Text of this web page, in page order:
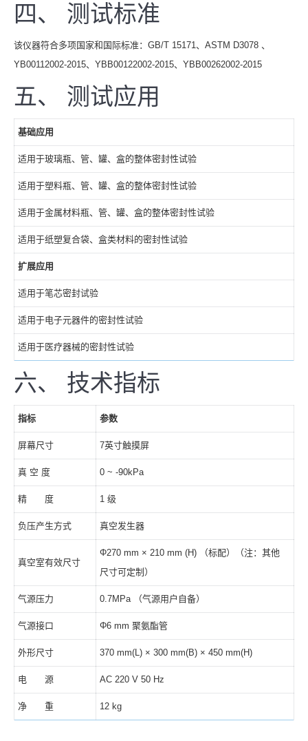
四、 测试标准
该仪器符合多项国家和国际标准：GB/T 15171、ASTM D3078 、
YB00112002-2015、YBB00122002-2015、YBB00262002-2015
五、 测试应用
基础应用
适用于玻璃瓶、管、罐、盒的整体密封性试验
适用于塑料瓶、管、罐、盒的整体密封性试验
适用于金属材料瓶、管、罐、盒的整体密封性试验
适用于纸塑复合袋、盒类材料的密封性试验
扩展应用
适用于笔芯密封试验
适用于电子元器件的密封性试验
适用于医疗器械的密封性试验
六、 技术指标
指标 参数
屏幕尺寸 7英寸触摸屏
真 空 度 0 ~ -90kPa
精 度 1 级
负压产生方式 真空发生器
真空室有效尺寸
Φ270 mm × 210 mm (H) （标配）（注：其他
尺寸可定制）
气源压力 0.7MPa （气源用户自备）
气源接口 Φ6 mm 聚氨酯管
外形尺寸 370 mm(L) × 300 mm(B) × 450 mm(H)
电 源 AC 220 V 50 Hz
净 重 12 kg